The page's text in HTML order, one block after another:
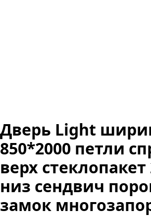
Дверь Light
850*2000 петли
верх
низ сендвич
замок